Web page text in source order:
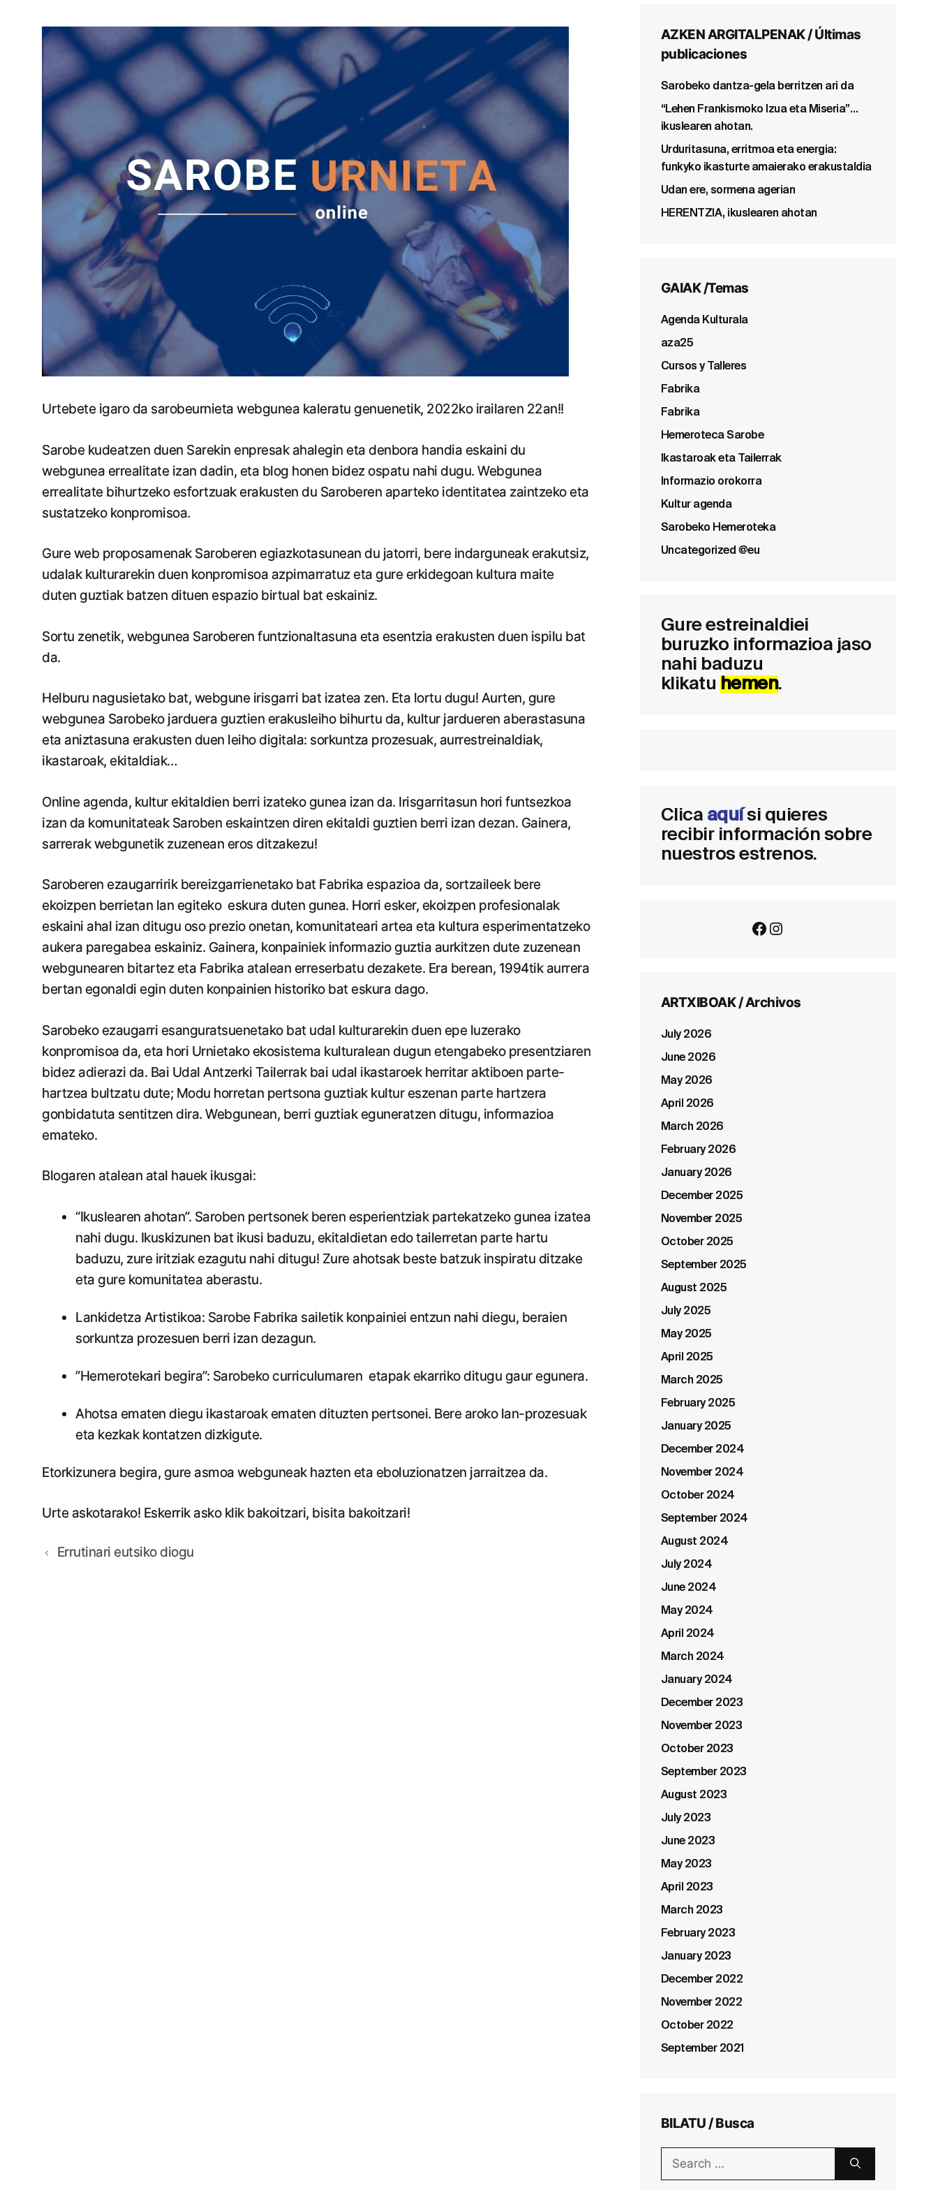
Urtebete igaro da sarobeurnieta webgunea kaleratu genuenetik, 2022ko irailaren 22an!!
Sarobe kudeatzen duen Sarekin enpresak ahalegin eta denbora handia eskaini du
webgunea errealitate izan dadin, eta blog honen bidez ospatu nahi dugu. Webgunea
errealitate bihurtzeko esfortzuak erakusten du Saroberen aparteko identitatea zaintzeko eta
sustatzeko konpromisoa.
Gure web proposamenak Saroberen egiazkotasunean du jatorri, bere indarguneak erakutsiz,
udalak kulturarekin duen konpromisoa azpimarratuz eta gure erkidegoan kultura maite
duten guztiak batzen dituen espazio birtual bat eskainiz.
Sortu zenetik, webgunea Saroberen funtzionaltasuna eta esentzia erakusten duen ispilu bat
da.
Helburu nagusietako bat, webgune irisgarri bat izatea zen. Eta lortu dugu! Aurten, gure
webgunea Sarobeko jarduera guztien erakusleiho bihurtu da, kultur jardueren aberastasuna
eta aniztasuna erakusten duen leiho digitala: sorkuntza prozesuak, aurrestreinaldiak,
ikastaroak, ekitaldiak…
Online agenda, kultur ekitaldien berri izateko gunea izan da. Irisgarritasun hori funtsezkoa
izan da komunitateak Saroben eskaintzen diren ekitaldi guztien berri izan dezan. Gainera,
sarrerak webgunetik zuzenean eros ditzakezu!
Saroberen ezaugarririk bereizgarrienetako bat Fabrika espazioa da, sortzaileek bere
ekoizpen berrietan lan egiteko eskura duten gunea. Horri esker, ekoizpen profesionalak
eskaini ahal izan ditugu oso prezio onetan, komunitateari artea eta kultura esperimentatzeko
aukera paregabea eskainiz. Gainera, konpainiek informazio guztia aurkitzen dute zuzenean
webgunearen bitartez eta Fabrika atalean erreserbatu dezakete. Era berean, 1994tik aurrera
bertan egonaldi egin duten konpainien historiko bat eskura dago.
Sarobeko ezaugarri esanguratsuenetako bat udal kulturarekin duen epe luzerako
konpromisoa da, eta hori Urnietako ekosistema kulturalean dugun etengabeko presentziaren
bidez adierazi da. Bai Udal Antzerki Tailerrak bai udal ikastaroek herritar aktiboen parte-
hartzea bultzatu dute; Modu horretan pertsona guztiak kultur eszenan parte hartzera
gonbidatuta sentitzen dira. Webgunean, berri guztiak eguneratzen ditugu, informazioa
emateko.
Blogaren atalean atal hauek ikusgai:
“Ikuslearen ahotan”. Saroben pertsonek beren esperientziak partekatzeko gunea izatea
nahi dugu. Ikuskizunen bat ikusi baduzu, ekitaldietan edo tailerretan parte hartu
baduzu, zure iritziak ezagutu nahi ditugu! Zure ahotsak beste batzuk inspiratu ditzake
eta gure komunitatea aberastu.
Lankidetza Artistikoa: Sarobe Fabrika sailetik konpainiei entzun nahi diegu, beraien
sorkuntza prozesuen berri izan dezagun.
”Hemerotekari begira”: Sarobeko curriculumaren etapak ekarriko ditugu gaur egunera.
Ahotsa ematen diegu ikastaroak ematen dituzten pertsonei. Bere aroko lan-prozesuak
eta kezkak kontatzen dizkigute.
Etorkizunera begira, gure asmoa webguneak hazten eta eboluzionatzen jarraitzea da.
Urte askotarako! Eskerrik asko klik bakoitzari, bisita bakoitzari!
Errutinari eutsiko diogu
AZKEN ARGITALPENAK / Últimas
publicaciones
Sarobeko dantza-gela berritzen ari da
“Lehen Frankismoko Izua eta Miseria”…
ikuslearen ahotan.
Urduritasuna, erritmoa eta energia:
funkyko ikasturte amaierako erakustaldia
Udan ere, sormena agerian
HERENTZIA, ikuslearen ahotan
GAIAK /Temas
Agenda Kulturala
aza25
Cursos y Talleres
Fabrika
Fabrika
Hemeroteca Sarobe
Ikastaroak eta Tailerrak
Informazio orokorra
Kultur agenda
Sarobeko Hemeroteka
Uncategorized @eu
Gure estreinaldiei
buruzko informazioa jaso
nahi baduzu
klikatu hemen.
Clica aquísi quieres
recibir información sobre
nuestros estrenos.
Facebook
Instagram
ARTXIBOAK / Archivos
July 2026
June 2026
May 2026
April 2026
March 2026
February 2026
January 2026
December 2025
November 2025
October 2025
September 2025
August 2025
July 2025
May 2025
April 2025
March 2025
February 2025
January 2025
December 2024
November 2024
October 2024
September 2024
August 2024
July 2024
June 2024
May 2024
April 2024
March 2024
January 2024
December 2023
November 2023
October 2023
September 2023
August 2023
July 2023
June 2023
May 2023
April 2023
March 2023
February 2023
January 2023
December 2022
November 2022
October 2022
September 2021
BILATU / Busca